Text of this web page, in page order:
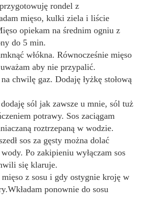
rondel z
mięso, kulki ziela i liście
opiekam na średnim ogniu z
do 5 min.
włókna. Równocześnie mięso
aby nie przypalić.
chwilę gaz. Dodaję łyżkę stołową
sól jak zawsze u mnie, sól tuż
potrawy. Sos zaciągam
roztrzepaną w wodzie.
sos za gęsty można dolać
Po zakipieniu wyłączam sos
się klaruje.
z sosu i gdy ostygnie kroję w
ponownie do sosu